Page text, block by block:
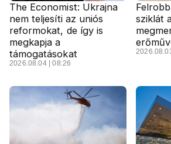
The Economist: Ukrajna
nem teljesíti az uniós
reformokat, de így is
megkapja a
támogatásokat
2026.08.04 | 08:26
sziklát